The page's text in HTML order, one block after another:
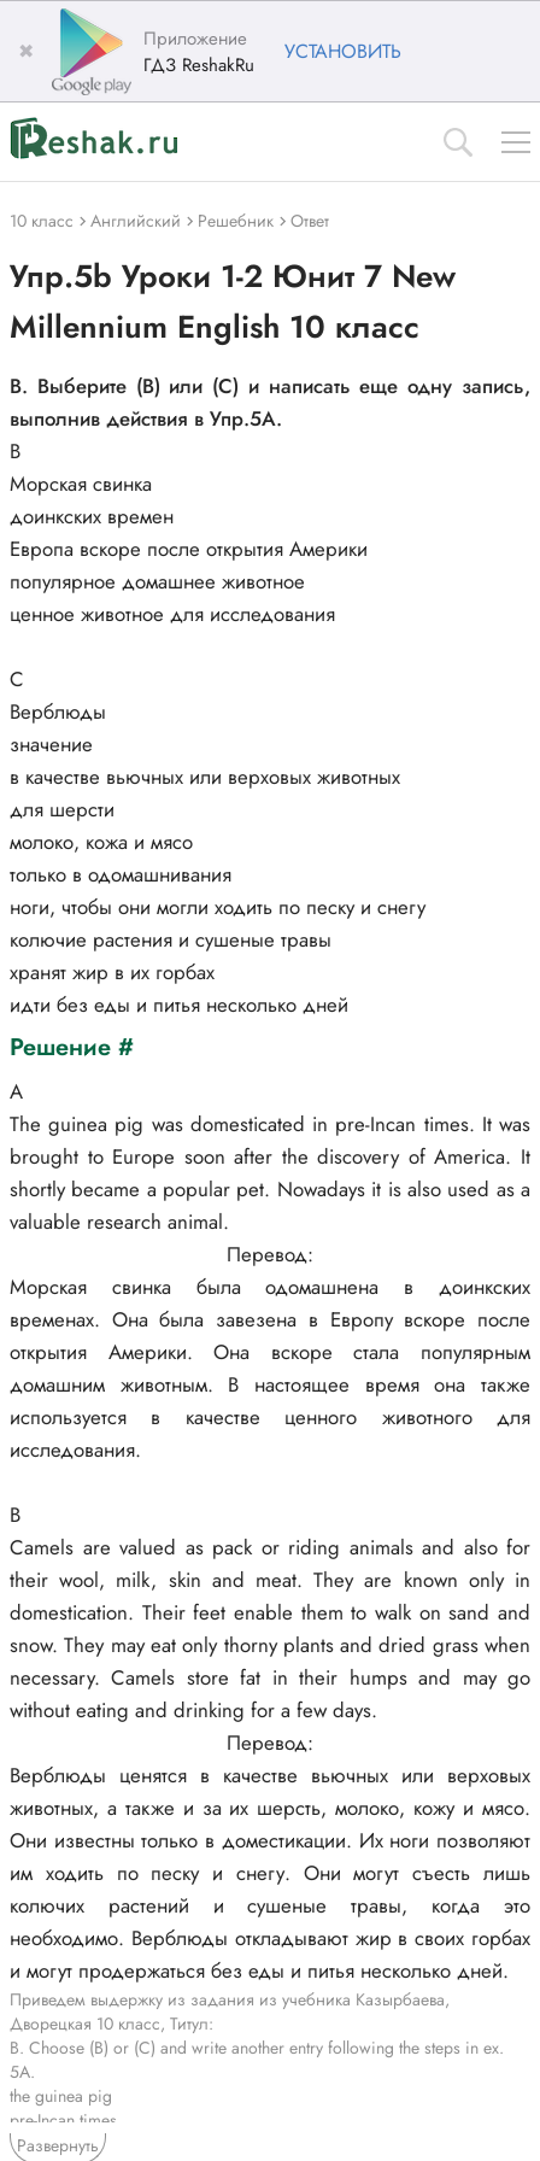
✖
Приложение
ГДЗ ReshakRu
УСТАНОВИТЬ
10 класс Английский Решебник Ответ
Упр.5b Уроки 1-2 Юнит 7 New
Millennium English 10 класс
B. Выберите (B) или (C) и написать еще одну запись,
выполнив действия в Упр.5А.
B
Морская свинка
доинкских времен
Европа вскоре после открытия Америки
популярное домашнее животное
ценное животное для исследования
С
Верблюды
значение
в качестве вьючных или верховых животных
для шерсти
молоко, кожа и мясо
только в одомашнивания
ноги, чтобы они могли ходить по песку и снегу
колючие растения и сушеные травы
хранят жир в их горбах
идти без еды и питья несколько дней
Решение #
A
The guinea pig was domesticated in pre-Incan times. It was
brought to Europe soon after the discovery of America. It
shortly became a popular pet. Nowadays it is also used as a
valuable research animal.
Перевод:
Морская свинка была одомашнена в доинкских
временах. Она была завезена в Европу вскоре после
открытия Америки. Она вскоре стала популярным
домашним животным. В настоящее время она также
используется в качестве ценного животного для
исследования.
B
Camels are valued as pack or riding animals and also for
their wool, milk, skin and meat. They are known only in
domestication. Their feet enable them to walk on sand and
snow. They may eat only thorny plants and dried grass when
necessary. Camels store fat in their humps and may go
without eating and drinking for a few days.
Перевод:
Верблюды ценятся в качестве вьючных или верховых
животных, а также и за их шерсть, молоко, кожу и мясо.
Они известны только в доместикации. Их ноги позволяют
им ходить по песку и снегу. Они могут съесть лишь
колючих растений и сушеные травы, когда это
необходимо. Верблюды откладывают жир в своих горбах
и могут продержаться без еды и питья несколько дней.
Приведем выдержку из задания из учебника Казырбаева,
Дворецкая 10 класс, Титул:
B. Choose (B) or (C) and write another entry following the steps in ex.
5A.
the guinea pig
pre-Incan times
Europe soon after the discovery of America
Развернуть